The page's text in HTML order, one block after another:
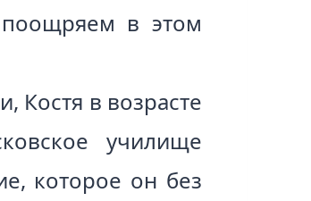
поощряем в этом
Костя в возрасте
училище
которое он без